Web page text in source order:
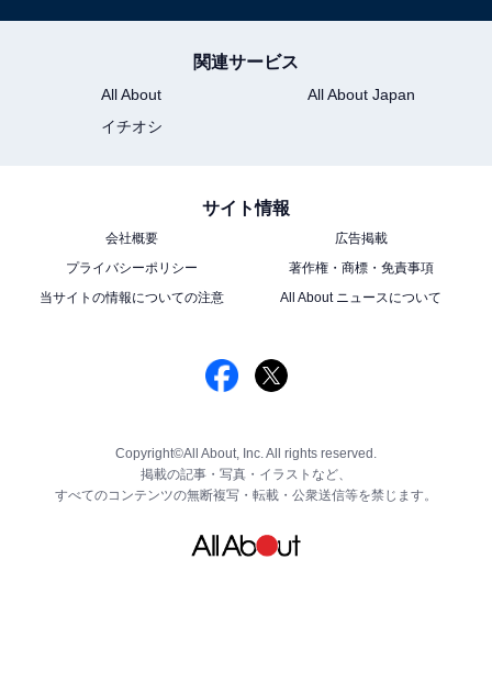
関連サービス
All About
All About Japan
イチオシ
サイト情報
会社概要
広告掲載
プライバシーポリシー
著作権・商標・免責事項
当サイトの情報についての注意
All About ニュースについて
Copyright©All About, Inc. All rights reserved.
掲載の記事・写真・イラストなど、
すべてのコンテンツの無断複写・転載・公衆送信等を禁じます。